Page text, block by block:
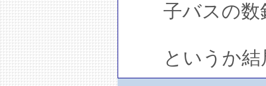
子バスの数
というか結